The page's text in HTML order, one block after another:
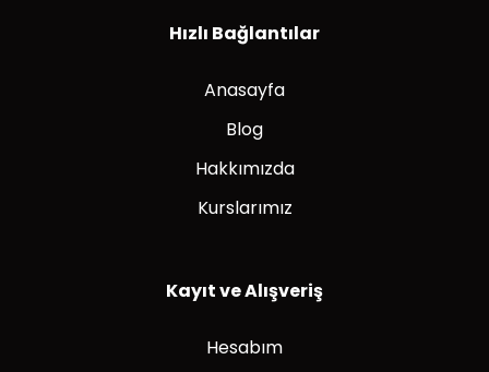
Hızlı Bağlantılar
Anasayfa
Blog
Hakkımızda
Kurslarımız
Kayıt ve Alışveriş
Hesabım